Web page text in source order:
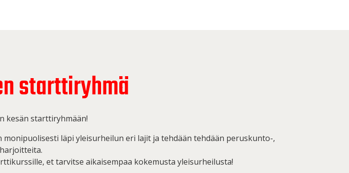
starttiryhmä
kesän starttiryhmään!
monipuolisesti läpi yleisurheilun eri lajit ja tehdään tehdään peruskunto-,
et tarvitse aikaisempaa kokemusta yleisurheilusta!